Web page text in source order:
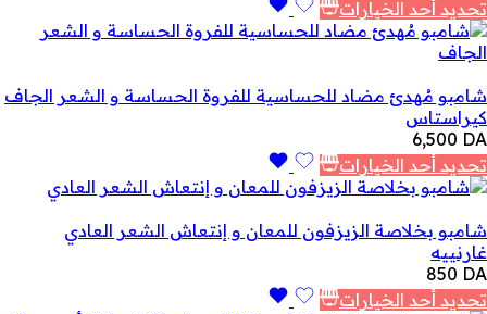
تحديد أحد الخيارات
شامبو مُهدئ مضاد للحساسية للفروة الحساسة و الشعر الجاف
كيراستاس
6,500 DA
تحديد أحد الخيارات
شامبو بخلاصة الزيزفون للمعان و إنتعاش الشعر العادي
غارنييه
850 DA
تحديد أحد الخيارات